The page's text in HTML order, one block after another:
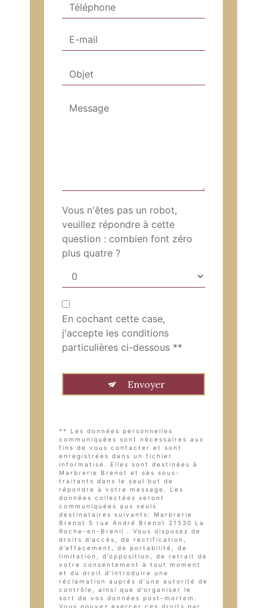
Vous n'êtes pas un robot,
veuillez répondre à cette
question : combien font zéro
plus quatre ?
En cochant cette case,
j'accepte les conditions
particulières ci-dessous **
Envoyer
** Les données personnelles
communiquées sont nécessaires aux
fins de vous contacter et sont
enregistrées dans un fichier
informatisé. Elles sont destinées à
Marbrerie Brenot et ses sous-
traitants dans le seul but de
répondre à votre message. Les
données collectées seront
communiquées aux seuls
destinataires suivants: Marbrerie
Brenot 5 rue André Brenot 21530 La
Roche-en-Brenil . Vous disposez de
droits d’accès, de rectification,
d’effacement, de portabilité, de
limitation, d’opposition, de retrait de
votre consentement à tout moment
et du droit d’introduire une
réclamation auprès d’une autorité de
contrôle, ainsi que d’organiser le
sort de vos données post-mortem.
Vous pouvez exercer ces droits par